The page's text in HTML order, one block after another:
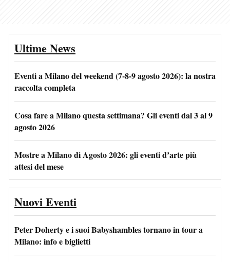
Ultime News
Eventi a Milano del weekend (7-8-9 agosto 2026): la nostra
raccolta completa
Cosa fare a Milano questa settimana? Gli eventi dal 3 al 9
agosto 2026
Mostre a Milano di Agosto 2026: gli eventi d’arte più
attesi del mese
Nuovi Eventi
Peter Doherty e i suoi Babyshambles tornano in tour a
Milano: info e biglietti